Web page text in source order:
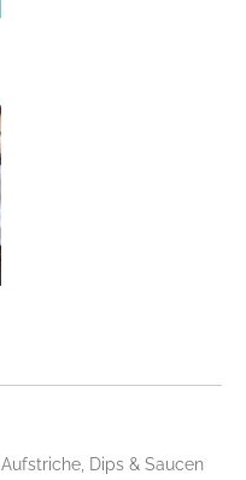
Aufstriche, Dips & Saucen